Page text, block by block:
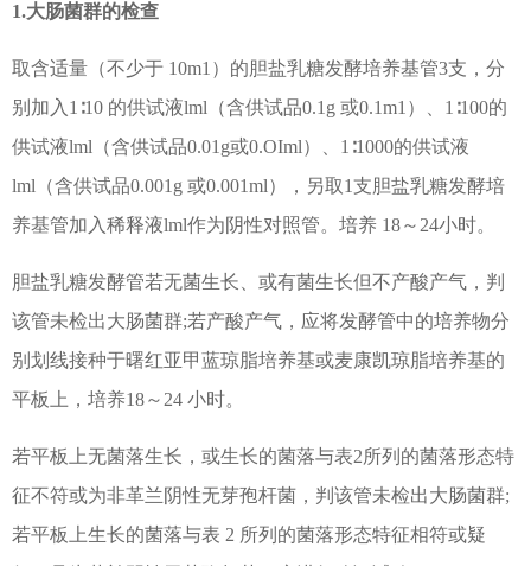
1.大肠菌群的检查
取含适量（不少于 10m1）的胆盐乳糖发酵培养基管3支，分
别加入1∶10 的供试液lml（含供试品0.1g 或0.1m1）、1∶100的
供试液lml（含供试品0.01g或0.OIml）、1∶1000的供试液
lml（含供试品0.001g 或0.001ml），另取1支胆盐乳糖发酵培
养基管加入稀释液lml作为阴性对照管。培养 18～24小时。
胆盐乳糖发酵管若无菌生长、或有菌生长但不产酸产气，判
该管未检出大肠菌群;若产酸产气，应将发酵管中的培养物分
别划线接种于曙红亚甲蓝琼脂培养基或麦康凯琼脂培养基的
平板上，培养18～24 小时。
若平板上无菌落生长，或生长的菌落与表2所列的菌落形态特
征不符或为非革兰阴性无芽孢杆菌，判该管未检出大肠菌群;
若平板上生长的菌落与表 2 所列的菌落形态特征相符或疑